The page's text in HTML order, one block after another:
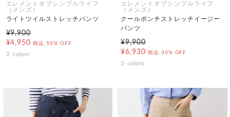
エレメントオブシンプルライフ
（メンズ）
ライトツイルストレッチパンツ
¥9,900
¥4,950 税込 50% OFF
2 colors
エレメントオブシンプルライフ
（メンズ）
クールポンチストレッチイージー
パンツ
¥9,900
¥6,930 税込 30% OFF
2 colors